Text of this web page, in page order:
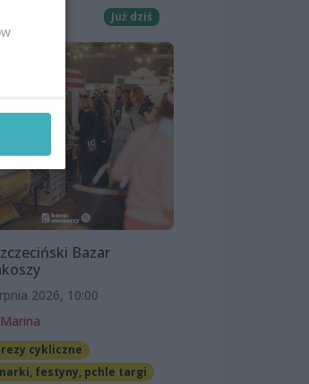
Już dziś
Bazar
2026, 10:00
cykliczne
festyny, pchle targi